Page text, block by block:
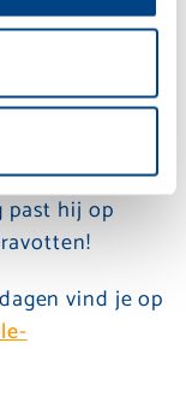
tijdens het
neushoorn
Hij kon
tegelijk
liefst de hele
past hij op
vind je op